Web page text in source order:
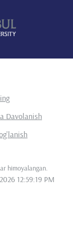
Davolanish
himoyalangan
12:59:19 PM